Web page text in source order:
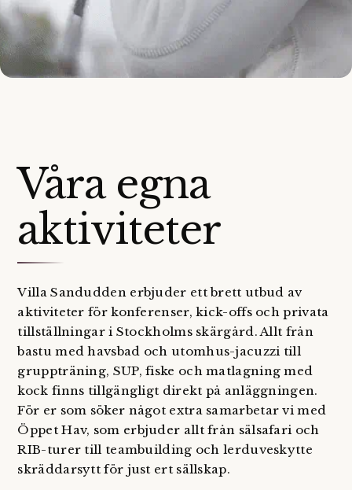
Våra egna
aktiviteter
Villa Sandudden erbjuder ett brett utbud av
aktiviteter för konferenser, kick-offs och privata
tillställningar i Stockholms skärgård. Allt från
bastu med havsbad och utomhus-jacuzzi till
gruppträning, SUP, fiske och matlagning med
kock finns tillgängligt direkt på anläggningen.
För er som söker något extra samarbetar vi med
Öppet Hav, som erbjuder allt från sälsafari och
RIB-turer till teambuilding och lerduveskytte
skräddarsytt för just ert sällskap.